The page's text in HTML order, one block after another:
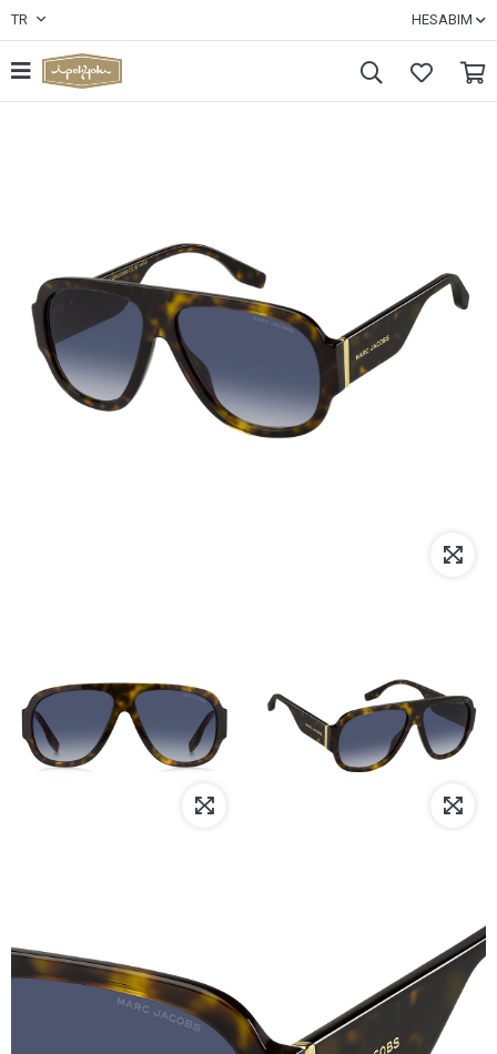
TR HESABIM